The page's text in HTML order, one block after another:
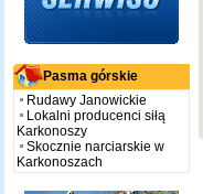
Pasma górskie
Rudawy Janowickie
Lokalni producenci siłą
Karkonoszy
Skocznie narciarskie w
Karkonoszach